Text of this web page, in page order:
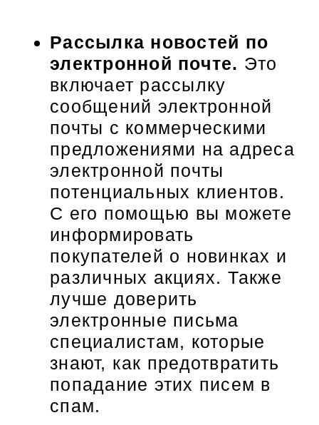
Рассылка новостей по
электронной почте. Это
включает рассылку
сообщений электронной
почты с коммерческими
предложениями на адреса
электронной почты
потенциальных клиентов.
С его помощью вы можете
информировать
покупателей о новинках и
различных акциях. Также
лучше доверить
электронные письма
специалистам, которые
знают, как предотвратить
попадание этих писем в
спам.